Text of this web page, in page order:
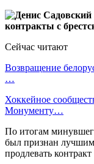
Сейчас читают
Возвращение
…
Хоккейное
Монументу…
По итогам
был признан лучшим
продлевать